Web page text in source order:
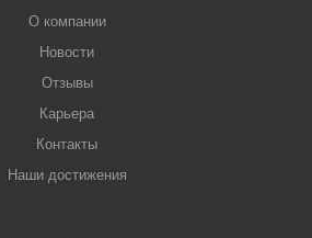
О компании
Новости
Отзывы
Карьера
Контакты
Наши достижения